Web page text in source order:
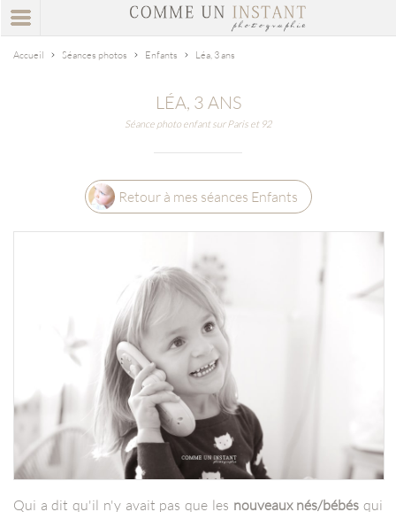
Accueil Séances photos Enfants Léa, 3 ans
LÉA, 3 ANS
Séance photo enfant sur Paris et 92
Retour à mes séances Enfants
Qui a dit qu'il n'y avait pas que les nouveaux nés/bébés qui